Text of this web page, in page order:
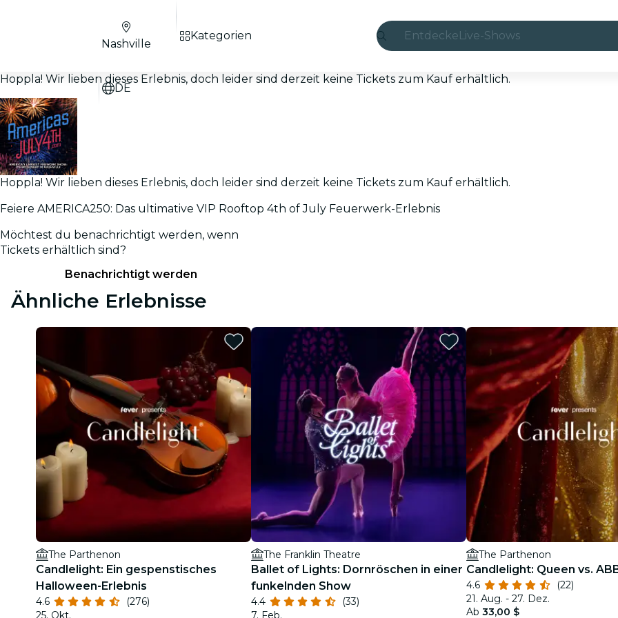
EntdeckeLive-Shows
São Paulo
Restaurants
Kino
Nashville
DE
Kategorien
Hoppla! Wir lieben dieses Erlebnis, doch leider sind derzeit keine Tickets zum Kauf erhältlich.
Hoppla! Wir lieben dieses Erlebnis, doch leider sind derzeit keine Tickets zum Kauf erhältlich.
Feiere AMERICA250: Das ultimative VIP Rooftop 4th of July Feuerwerk-Erlebnis
Möchtest du benachrichtigt werden, wenn
Tickets erhältlich sind?
Benachrichtigt werden
Ähnliche Erlebnisse
The Parthenon
Candlelight: Ein gespenstisches
Halloween-Erlebnis
4.6
(276)
25. Okt.
The Franklin Theatre
Ballet of Lights: Dornröschen in einer
funkelnden Show
4.4
(33)
7. Feb.
The Parthenon
Candlelight: Queen vs.
4.6
(22)
21. Aug. - 27. Dez.
Ab 33,00 $